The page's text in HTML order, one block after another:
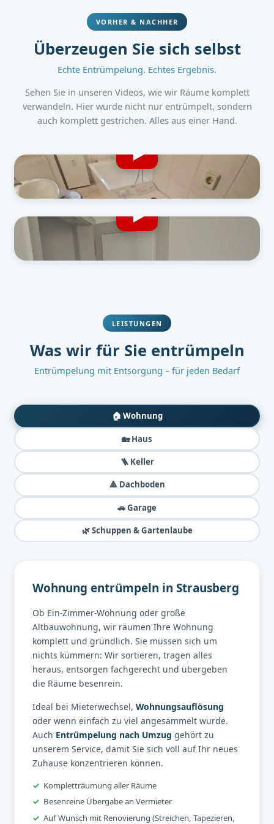
VORHER & NACHHER
Überzeugen Sie sich selbst
Echte Entrümpelung. Echtes Ergebnis.
Sehen Sie in unseren Videos, wie wir Räume komplett
verwandeln. Hier wurde nicht nur entrümpelt, sondern
auch komplett gestrichen. Alles aus einer Hand.
So sah es vorher aus
Vollgestellt, unübersichtlich, keine freie Fläche
So sieht es jetzt aus
Komplett geräumt, frisch gestrichen und besenrein übergeben
LEISTUNGEN
Was wir für Sie entrümpeln
Entrümpelung mit Entsorgung – für jeden Bedarf
🏠 Wohnung
🏡 Haus
🪜 Keller
🔺 Dachboden
🚗 Garage
🌿 Schuppen & Gartenlaube
Wohnung entrümpeln in Strausberg
Ob Ein-Zimmer-Wohnung oder große
Altbauwohnung, wir räumen Ihre Wohnung
komplett und gründlich. Sie müssen sich um
nichts kümmern: Wir sortieren, tragen alles
heraus, entsorgen fachgerecht und übergeben
die Räume besenrein.
Ideal bei Mieterwechsel, Wohnungsauflösung
oder wenn einfach zu viel angesammelt wurde.
Auch Entrümpelung nach Umzug gehört zu
unserem Service, damit Sie sich voll auf Ihr neues
Zuhause konzentrieren können.
Kompletträumung aller Räume
Besenreine Übergabe an Vermieter
Auf Wunsch mit Renovierung (Streichen, Tapezieren,